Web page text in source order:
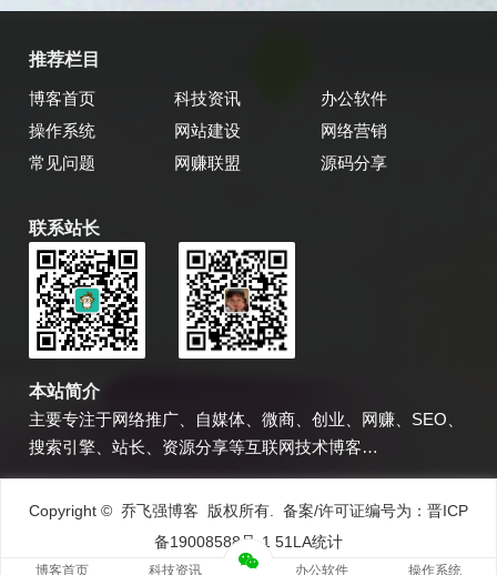
推荐栏目
博客首页 科技资讯
办公软件
操作系统
网站建设
网络营销
常见问题
网赚联盟 源码分享
联系站长
本站简介
主要专注于网络推广、自媒体、微商、创业、网赚、SEO、
搜索引擎、站长、资源分享等互联网技术博客…
Copyright © 乔飞强博客 版权所有. 备案/许可证编号为： 晋ICP
备19008588号-1 51LA统计
博客首页 科技资讯 办公软件 操作系统